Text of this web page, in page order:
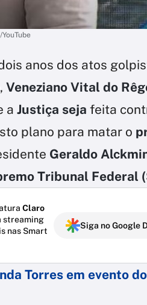
anos dos atos
Veneziano Vital do
a Justiça seja feita
plano para matar o
Geraldo
Tribunal Federal
Claro
streaming
nas Smart
Siga no Google
Torres em evento